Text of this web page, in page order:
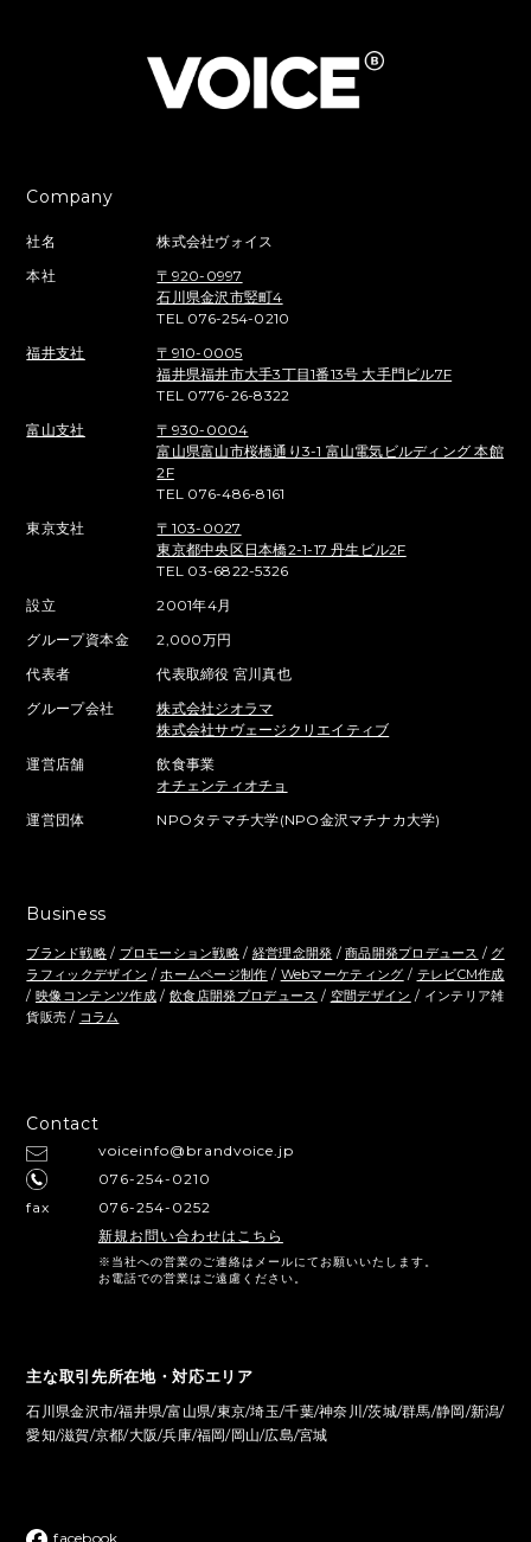
Company
社名
株式会社ヴォイス
本社
〒920-0997
石川県金沢市竪町4
TEL 076-254-0210
福井支社
〒910-0005
福井県福井市大手3丁目1番13号 大手門ビル7F
TEL 0776-26-8322
富山支社
〒930-0004
富山県富山市桜橋通り3-1 富山電気ビルディング 本館
2F
TEL 076-486-8161
東京支社
〒103-0027
東京都中央区日本橋2-1-17 丹生ビル2F
TEL 03-6822-5326
設立
2001年4月
グループ資本金
2,000万円
代表者
代表取締役 宮川真也
グループ会社
株式会社ジオラマ
株式会社サヴェージクリエイティブ
運営店舗
飲食事業
オチェンティオチョ
運営団体
NPOタテマチ大学(NPO金沢マチナカ大学)
Business
ブランド戦略/ プロモーション戦略 / 経営理念開発 /商品開発プロデュース / グ
ラフィックデザイン /ホームページ制作 / Webマーケティング / テレビCM作成
/ 映像コンテンツ作成 / 飲食店開発プロデュース / 空間デザイン / インテリア雑
貨販売 / コラム
Contact
voiceinfo@brandvoice.jp
076-254-0210
fax
076-254-0252
新規お問い合わせはこちら
※当社への営業のご連絡はメールにてお願いいたします。
お電話での営業はご遠慮ください。
主な取引先所在地・対応エリア
石川県金沢市/福井県/富山県/東京/埼玉/千葉/神奈川/茨城/群馬/静岡/新潟/
愛知/滋賀/京都/大阪/兵庫/福岡/岡山/広島/宮城
facebook